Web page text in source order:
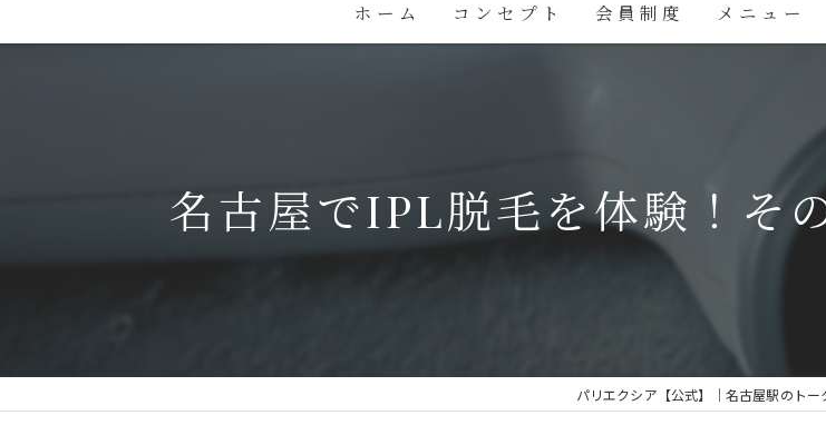
ホーム コンセプト 会員制度 メニュー
名古屋でIPL脱毛を体験！そ
パリエクシア【公式】｜名古屋駅のトー